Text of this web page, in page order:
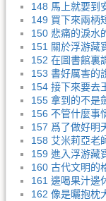
148 馬上就要到
149 買下來兩柄
150 悲痛的淚水
151 關於浮游藏
152 在圖書館裏
153 書好厲害的
154 接下來要去
155 拿到的不是
156 不管什麼事
157 爲了做好明
158 艾米莉亞老
159 進入浮游藏
160 古代文明的
161 邊喝果汁邊
162 像是曬抱枕